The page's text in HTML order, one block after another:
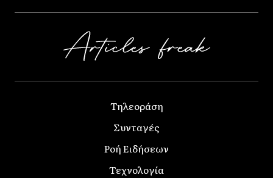
Τηλεοράση
Συνταγές
Ροή Ειδήσεων
Τεχνολογία